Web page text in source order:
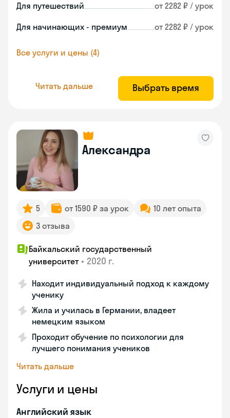
Для путешествий от 2282 ₽ / урок
Для начинающих - премиум от 2282 ₽ / урок
Все услуги и цены (4)
Читать дальше Выбрать время
Александра
5 от 1590 ₽ за урок
10 лет опыта
3 отзыва
Байкальский государственный
университет • 2020 г.
Находит индивидуальный подход к каждому
ученику
Жила и училась в Германии, владеет
немецким языком
Проходит обучение по психологии для
лучшего понимания учеников
Читать дальше
Услуги и цены
Английский язык